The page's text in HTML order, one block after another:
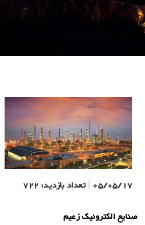
05/05/17
|تعداد بازدید: 722
صنایع الکترونیک زعیم